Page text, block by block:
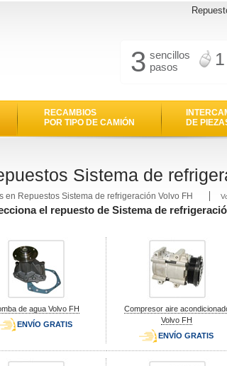
3 sencillos
pasos
1
RECAMBIOS
POR TIPO DE CAMIÓN
DE
Sistema de
en Repuestos Sistema de refrigeración Volvo FH
el repuesto de Sistema de
de agua Volvo FH
ENVÍO GRATIS
Compresor aire
Volvo FH
ENVÍO GRATIS